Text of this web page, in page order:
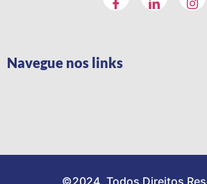
Navegue nos links
©2024. Todos Direitos